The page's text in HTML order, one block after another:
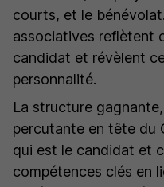
courts, et le
associatives reflètent
candidat et révèlent
personnalité.
La structure
percutante en tête du
qui est le candidat et
compétences clés en